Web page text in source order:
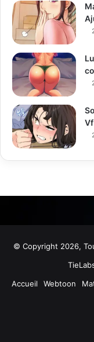
Vf
© Copyright 2026,
Accueil
Webtoon